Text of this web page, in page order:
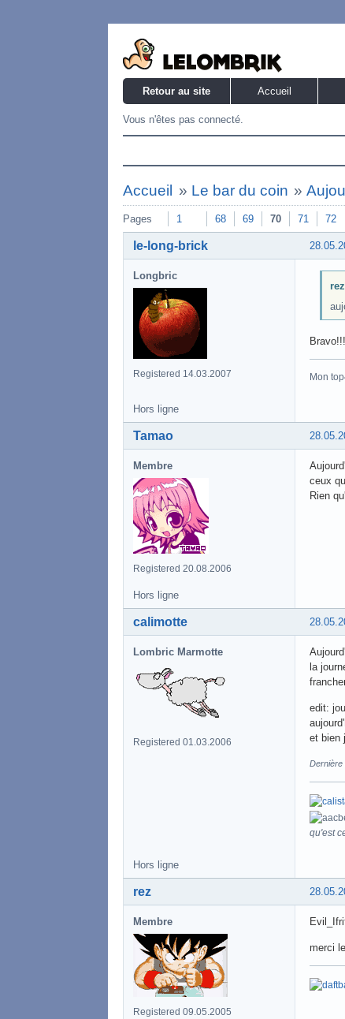
Retour au site Accueil
Vous n'êtes pas connecté.
Accueil » Le bar du coin »
Pages 1 68 69 70 71 72
le-long-brick
Longbric
Registered 14.03.2007
Bravo!!!
Mon
Hors ligne
Tamao
Membre
Registered 20.08.2006
ceux
Rien
Hors ligne
calimotte
Lombric Marmotte
Registered 01.03.2006
la
edit:
et bien
Dernière
qu'est
Hors ligne
rez
Membre
Registered 09.05.2005
merci